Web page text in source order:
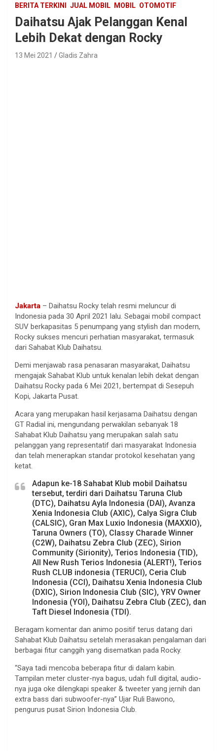
BERITA TERKINI JUAL MOBIL MOBIL OTOMOTIF
Daihatsu Ajak Pelanggan Kenal
Lebih Dekat dengan Rocky
13 Mei 2021 Gladis Zahra
Jakarta – Daihatsu Rocky telah resmi meluncur di
Indonesia pada 30 April 2021 lalu. Sebagai mobil compact
SUV berkapasitas 5 penumpang yang stylish dan modern,
Rocky sukses mencuri perhatian masyarakat, termasuk
dari Sahabat Klub Daihatsu.
Demi menjawab rasa penasaran masyarakat, Daihatsu
mengajak Sahabat Klub untuk kenalan lebih dekat dengan
Daihatsu Rocky pada 6 Mei 2021, bertempat di Sesepuh
Kopi, Jakarta Pusat.
Acara yang merupakan hasil kerjasama Daihatsu dengan
GT Radial ini, mengundang perwakilan sebanyak 18
Sahabat Klub Daihatsu yang merupakan salah satu
pelanggan yang representatif dari masyarakat Indonesia
dan telah menerapkan standar protokol kesehatan yang
ketat.
Adapun ke-18 Sahabat Klub mobil Daihatsu
tersebut, terdiri dari Daihatsu Taruna Club
(DTC), Daihatsu Ayla Indonesia (DAI), Avanza
Xenia Indonesia Club (AXIC), Calya Sigra Club
(CALSIC), Gran Max Luxio Indonesia (MAXXIO),
Taruna Owners (TO), Classy Charade Winner
(C2W), Daihatsu Zebra Club (ZEC), Sirion
Community (Sirionity), Terios Indonesia (TID),
All New Rush Terios Indonesia (ALERT!), Terios
Rush CLUB indonesia (TERUCI), Ceria Club
Indonesia (CCI), Daihatsu Xenia Indonesia Club
(DXIC), Sirion Indonesia Club (SIC), YRV Owner
Indonesia (YOI), Daihatsu Zebra Club (ZEC), dan
Taft Diesel Indonesia (TDI).
Beragam komentar dan animo positif terus datang dari
Sahabat Klub Daihatsu setelah merasakan pengalaman dari
berbagai fitur canggih yang disematkan pada Rocky.
“Saya tadi mencoba beberapa fitur di dalam kabin.
Tampilan meter cluster-nya bagus, udah full digital, audio-
nya juga oke dilengkapi speaker & tweeter yang jernih dan
extra bass dari subwoofer-nya” Ujar Ruli Bawono,
pengurus pusat Sirion Indonesia Club.